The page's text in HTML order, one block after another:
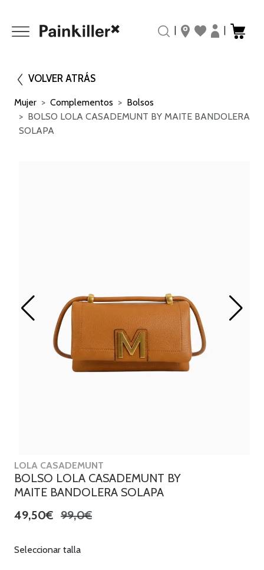
VOLVER ATRÁS
Mujer Complementos
Bolsos
BOLSO LOLA CASADEMUNT BY MAITE BANDOLERA
SOLAPA
LOLA CASADEMUNT
BOLSO LOLA CASADEMUNT BY
MAITE BANDOLERA SOLAPA
49,50€ 99,0€
Seleccionar talla